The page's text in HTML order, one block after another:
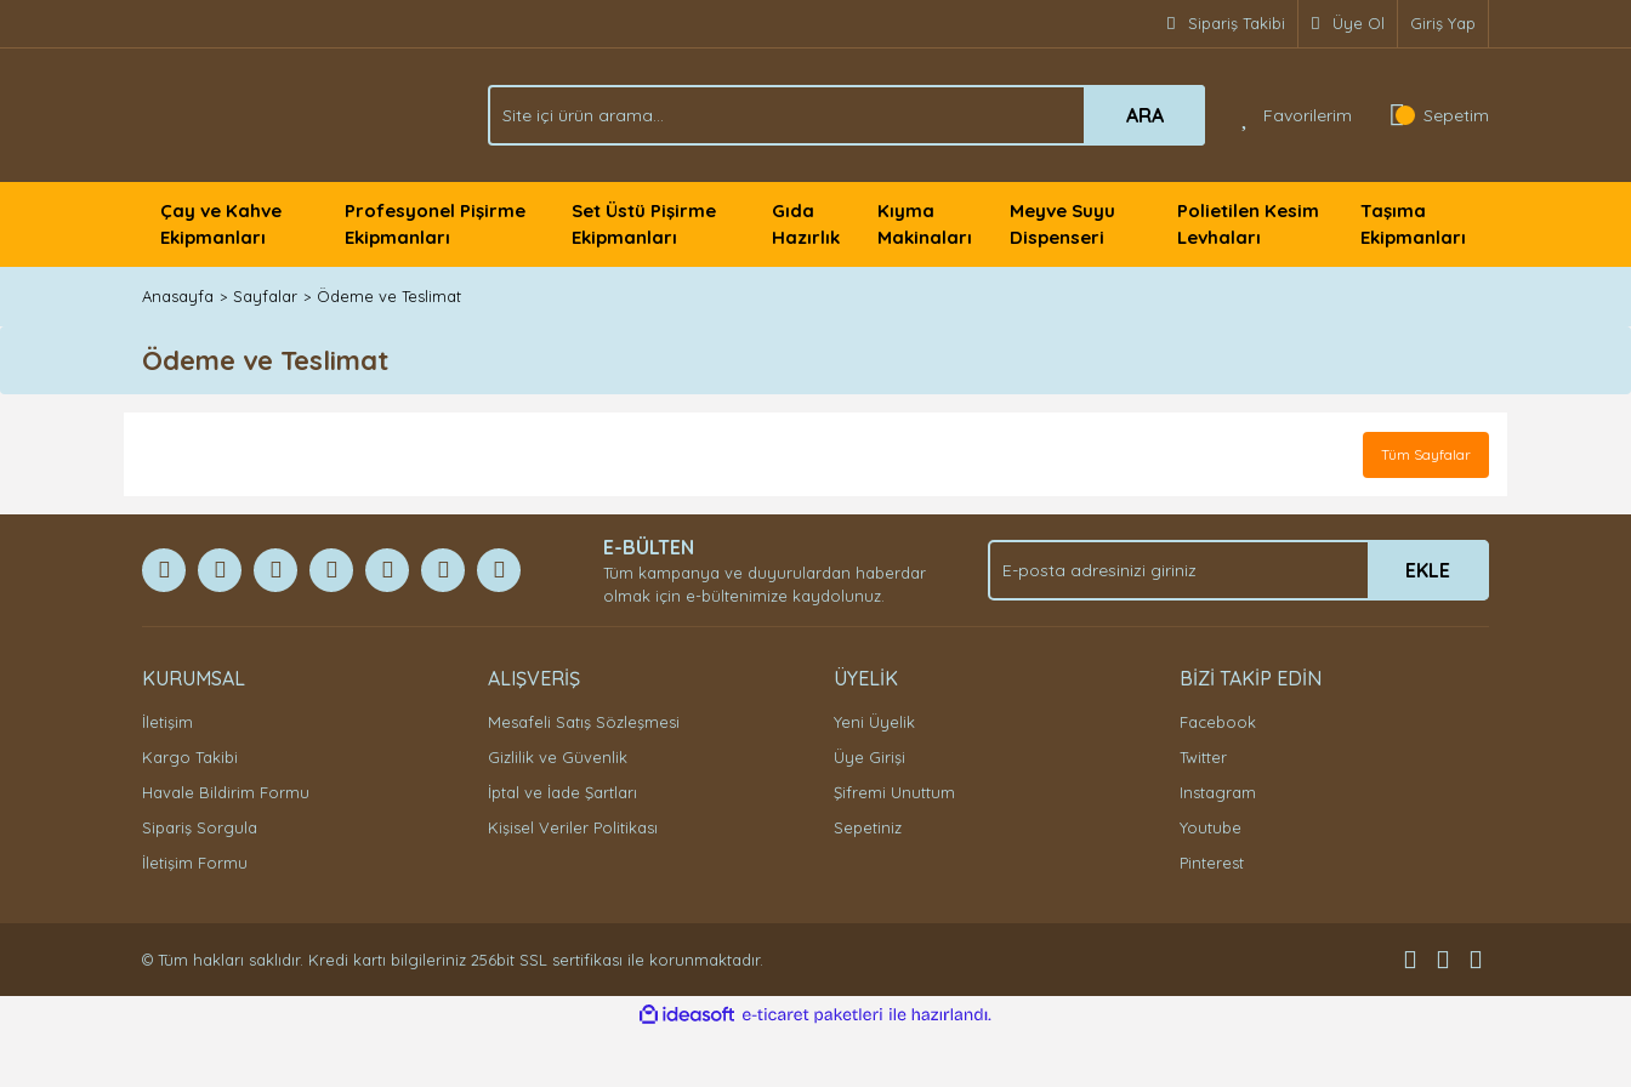
Sipariş Takibi Üye Ol Giriş Yap
ARA Favorilerim Sepetim
Çay ve Kahve
Ekipmanları
Profesyonel Pişirme
Ekipmanları
Set Üstü Pişirme
Ekipmanları
Gıda
Hazırlık
Kıyma
Makinaları
Meyve Suyu
Dispenseri
Polietilen Kesim
Levhaları
Taşıma
Ekipmanları
Anasayfa Sayfalar Ödeme ve Teslimat
Ödeme ve Teslimat
Tüm Sayfalar
E-BÜLTEN
Tüm kampanya ve duyurulardan haberdar
olmak için e-bültenimize kaydolunuz.
EKLE
KURUMSAL
İletişim
Kargo Takibi
Havale Bildirim Formu
Sipariş Sorgula
İletişim Formu
ALIŞVERİŞ
Mesafeli Satış Sözleşmesi
Gizlilik ve Güvenlik
İptal ve İade Şartları
Kişisel Veriler Politikası
ÜYELİK
Yeni Üyelik
Üye Girişi
Şifremi Unuttum
Sepetiniz
BİZİ TAKİP EDİN
Facebook
Twitter
Instagram
Youtube
Pinterest
© Tüm hakları saklıdır. Kredi kartı bilgileriniz 256bit SSL sertifikası ile korunmaktadır.
ideasoft
e-